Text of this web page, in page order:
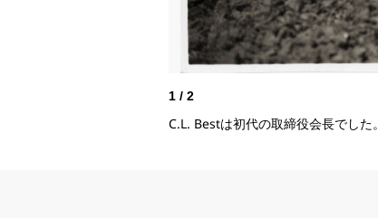
1 / 2
C.L. Bestは初代の取締役会長でした。